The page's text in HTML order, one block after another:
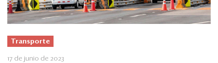
Transporte
17 de junio de 2023